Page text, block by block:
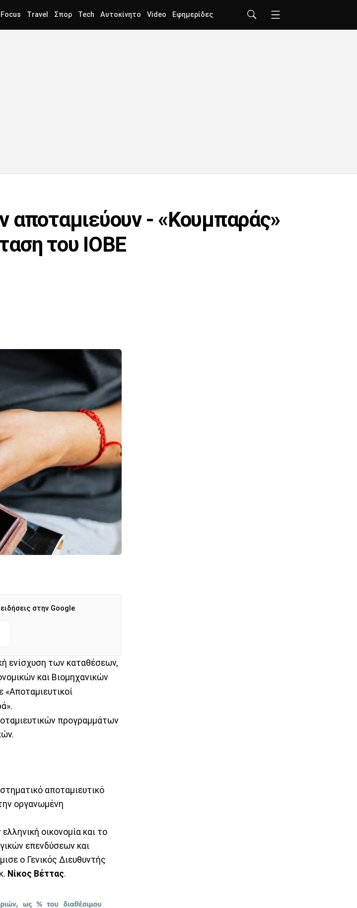
Focus Travel Σπορ Tech Αυτοκίνητο Video Εφημερίδες
αποταμιεύουν - «Κουμπαράς»
του ΙΟΒΕ
στην Google
ενίσχυση των καταθέσεων,
και Βιομηχανικών
προγραμμάτων
αποταμιευτικό
οργανωμένη
οικονομία και το
επενδύσεων και
ο Γενικός Διευθυντής
Νίκος Βέττας.